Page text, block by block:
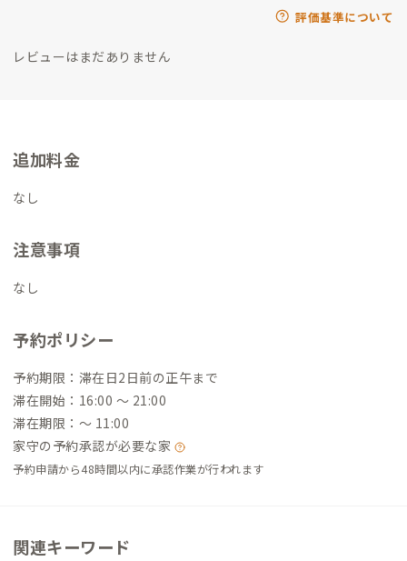
評価基準について
レビューはまだありません
追加料金
なし
注意事項
なし
予約ポリシー
予約期限：滞在日2日前の正午まで
滞在開始：16:00 〜 21:00
滞在期限：〜 11:00
家守の予約承認が必要な家
予約申請から48時間以内に承認作業が行われます
関連キーワード